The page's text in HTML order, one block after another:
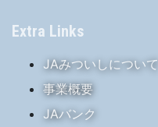
Extra Links
JAみついしについて
事業概要
JAバンク